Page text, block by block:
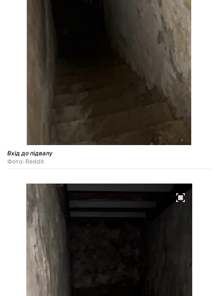
Вхід до підвалу
Фото: Reddit